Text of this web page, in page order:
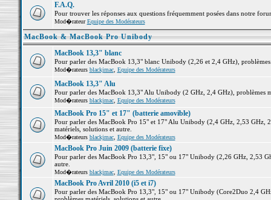
F.A.Q.
Pour trouver les réponses aux questions fréquemment posées dans notre
Mod�rateurEquipe des Modérateurs
MacBook & MacBook Pro Unibody
MacBook 13,3" blanc
Pour parler des MacBook 13,3" blanc Unibody (2,26 et 2,4 GHz),
Mod�rateurs blackjmac, Equipe des Modérateurs
MacBook 13,3" Alu
Pour parler des MacBook 13,3" Alu Unibody (2 GHz, 2,4 GHz), problèmes
Mod�rateurs blackjmac, Equipe des Modérateurs
MacBook Pro 15" et 17" (batterie amovible)
Pour parler des MacBook Pro 15" et 17" Alu Unibody (2,4 GHz, 2,53 GHz,
matériels, solutions et autre.
Mod�rateurs blackjmac, Equipe des Modérateurs
MacBook Pro Juin 2009 (batterie fixe)
Pour parler des MacBook Pro 13,3", 15" ou 17" Unibody (2,26 GHz, 2,53
autre.
Mod�rateurs blackjmac, Equipe des Modérateurs
MacBook Pro Avril 2010 (i5 et i7)
Pour parler des MacBook Pro 13,3", 15" ou 17" Unibody (Core2Duo 2,4